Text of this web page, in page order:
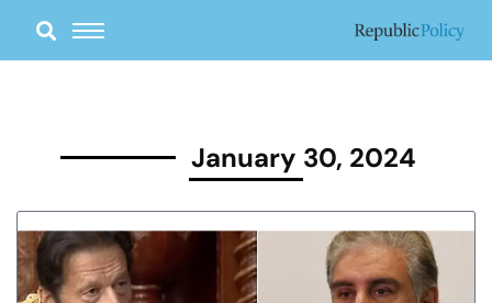
content
January 30, 2024